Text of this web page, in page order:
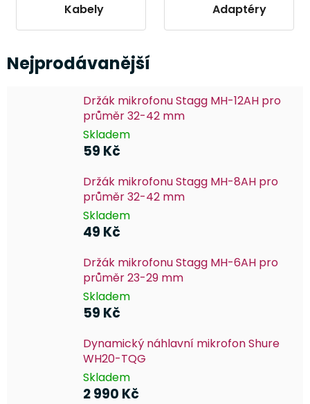
Kabely Adaptéry
Nejprodávanější
Držák mikrofonu Stagg MH-12AH pro
průměr 32-42 mm
Skladem
59 Kč
Držák mikrofonu Stagg MH-8AH pro
průměr 32-42 mm
Skladem
49 Kč
Držák mikrofonu Stagg MH-6AH pro
průměr 23-29 mm
Skladem
59 Kč
Dynamický náhlavní mikrofon Shure
WH20-TQG
Skladem
2 990 Kč